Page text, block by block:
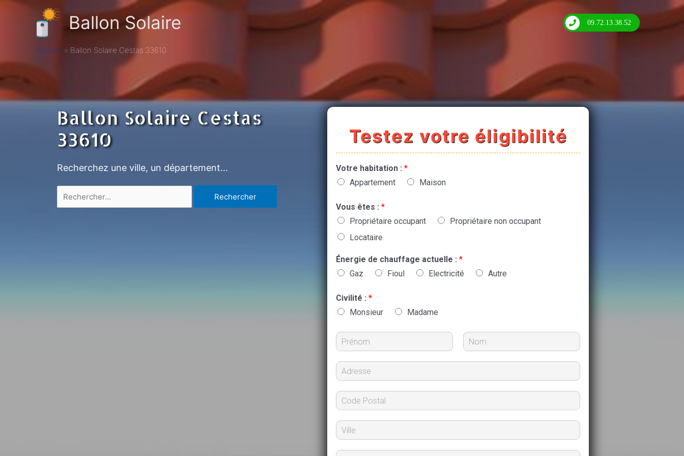
Ballon Solaire 09.72.13.38.52
Accueil Ballon Solaire Cestas 33610
Ballon Solaire Cestas
33610
Recherchez une ville, un département…
Testez votre éligibilité
Votre habitation : *
Appartement
Maison
Vous êtes : *
Propriétaire occupant
Propriétaire non occupant
Locataire
Énergie de chauffage actuelle : *
Gaz
Fioul Electricité Autre
Civilité : *
Monsieur
Madame